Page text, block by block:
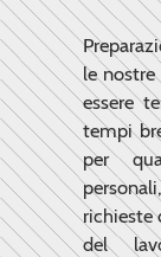
le
essere
tempi
per
richieste
del